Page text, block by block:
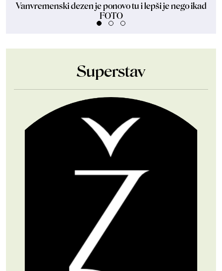
Vanvremenski dezen je ponovo tu i lepši je nego ikad
FOTO
Superstav